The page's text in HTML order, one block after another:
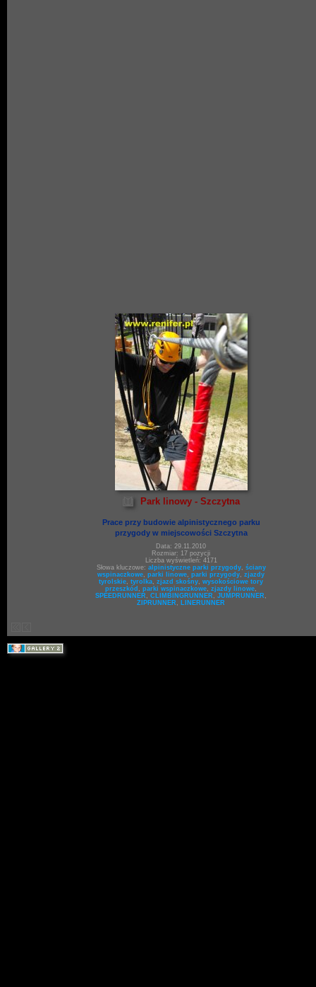
Park linowy - Szczytna
Prace przy budowie alpinistycznego parku
przygody w miejscowości Szczytna
Data: 29.11.2010
Rozmiar: 17 pozycji
Liczba wyświetleń: 4171
Słowa kluczowe: alpinistyczne parki przygody, ściany
wspinaczkowe,parki linowe,parki przygody,zjazdy
tyrolskie,tyrolka,zjazd skośny,wysokościowe tory
przeszkód ,parki wspinaczkowe,zjazdy linowe,
SPEEDRUNNER ,CLIMBINGRUNNER ,JUMPRUNNER ,
ZIPRUNNER , LINERUNNER